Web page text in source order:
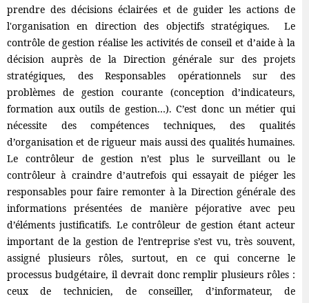
prendre des décisions éclairées et de guider les actions de
l'organisation en direction des objectifs stratégiques. Le
contrôle de gestion réalise les activités de conseil et d’aide à la
décision auprès de la Direction générale sur des projets
stratégiques, des Responsables opérationnels sur des
problèmes de gestion courante (conception d’indicateurs,
formation aux outils de gestion…). C’est donc un métier qui
nécessite des compétences techniques, des qualités
d’organisation et de rigueur mais aussi des qualités humaines.
Le contrôleur de gestion n’est plus le surveillant ou le
contrôleur à craindre d’autrefois qui essayait de piéger les
responsables pour faire remonter à la Direction générale des
informations présentées de manière péjorative avec peu
d’éléments justificatifs. Le contrôleur de gestion étant acteur
important de la gestion de l’entreprise s’est vu, très souvent,
assigné plusieurs rôles, surtout, en ce qui concerne le
processus budgétaire, il devrait donc remplir plusieurs rôles :
ceux de technicien, de conseiller, d’informateur, de